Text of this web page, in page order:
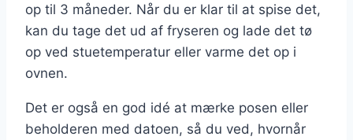
op til 3 måneder. Når du er klar til at spise det,
kan du tage det ud af fryseren og lade det tø
op ved stuetemperatur eller varme det op i
ovnen.
Det er også en god idé at mærke posen eller
beholderen med datoen, så du ved, hvornår